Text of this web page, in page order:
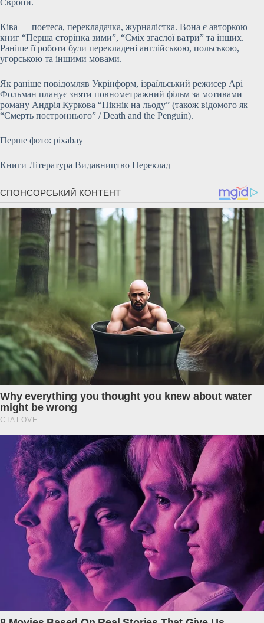
Ківа — поетеса, перекладачка, журналістка. Вона є авторкою
книг “Перша сторінка зими”, “Сміх згаслої ватри” та інших.
Раніше її роботи були перекладені англійською, польською,
угорською та іншими мовами.
Як раніше повідомляв Укрінформ, ізраїльський режисер Арі
Фольман планує зняти повнометражний фільм за мотивами
роману Андрія Куркова “Пікнік на льоду” (також відомого як
“Смерть построннього” / Death and the Penguin).
Перше фото: pixabay
Книги Література Видавництво Переклад